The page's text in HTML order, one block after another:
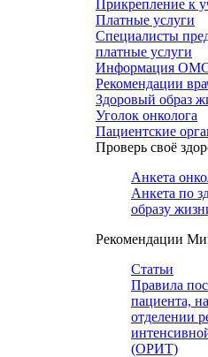
Прикрепление к
Платные услуги
Специалисты
платные услуги
Информация
Рекомендации
Здоровый образ
Уголок онколога
Пациентские
Проверь своё
Анкета
Анкета по
образу
Рекомендации
Статьи
Правила
пациента,
отделении
(ОРИТ)